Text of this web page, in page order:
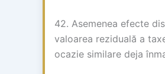
42. Asemenea efecte
valoarea reziduală a
ocazie similare deja